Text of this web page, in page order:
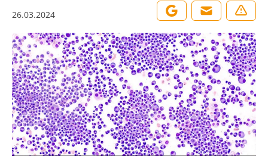
26.03.2024